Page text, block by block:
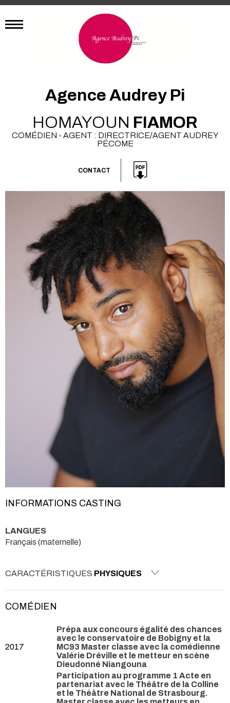
Agence Audrey Pi
HOMAYOUN FIAMOR
COMÉDIEN - AGENT : DIRECTRICE/AGENT AUDREY
PÉCOME
CONTACT
INFORMATIONS CASTING
LANGUES
Français (maternelle)
CARACTÉRISTIQUES PHYSIQUES
COMÉDIEN
2017
Prépa aux concours égalité des chances
avec le conservatoire de Bobigny et la
MC93 Master classe avec la comédienne
Valérie Dréville et le metteur en scène
Dieudonné Niangouna
Participation au programme 1 Acte en
partenariat avec le Théâtre de la Colline
et le Théâtre National de Strasbourg.